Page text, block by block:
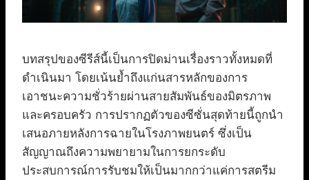
บทสรุปของซีรีส์นี้เป็นการปิดม่านเรื่องราวทั้งหมดที่
ดำเนินมา โดยเน้นย้ำถึงแก่นสารหลักของการ
เอาชนะความชั่วร้ายผ่านสายสัมพันธ์ของมิตรภาพ
และครอบครัว การปรากฏตัวของซีซั่นสุดท้ายนี้ถูกนำ
เสนอภายหลังการฉายในโรงภาพยนตร์ ซึ่งเป็น
สัญญาณถึงความพยายามในการยกระดับ
ประสบการณ์การรับชมให้เป็นมากกว่าแค่การสตรีม